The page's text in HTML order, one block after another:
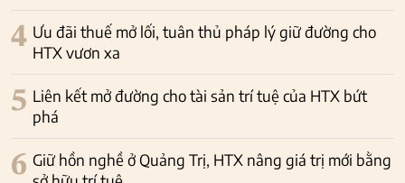
4 Ưu đãi thuế mở lối, tuân thủ pháp lý giữ đường cho
HTX vươn xa
5 Liên kết mở đường cho tài sản trí tuệ của HTX bứt
phá
6 Giữ hồn nghề ở Quảng Trị, HTX nâng giá trị mới bằng